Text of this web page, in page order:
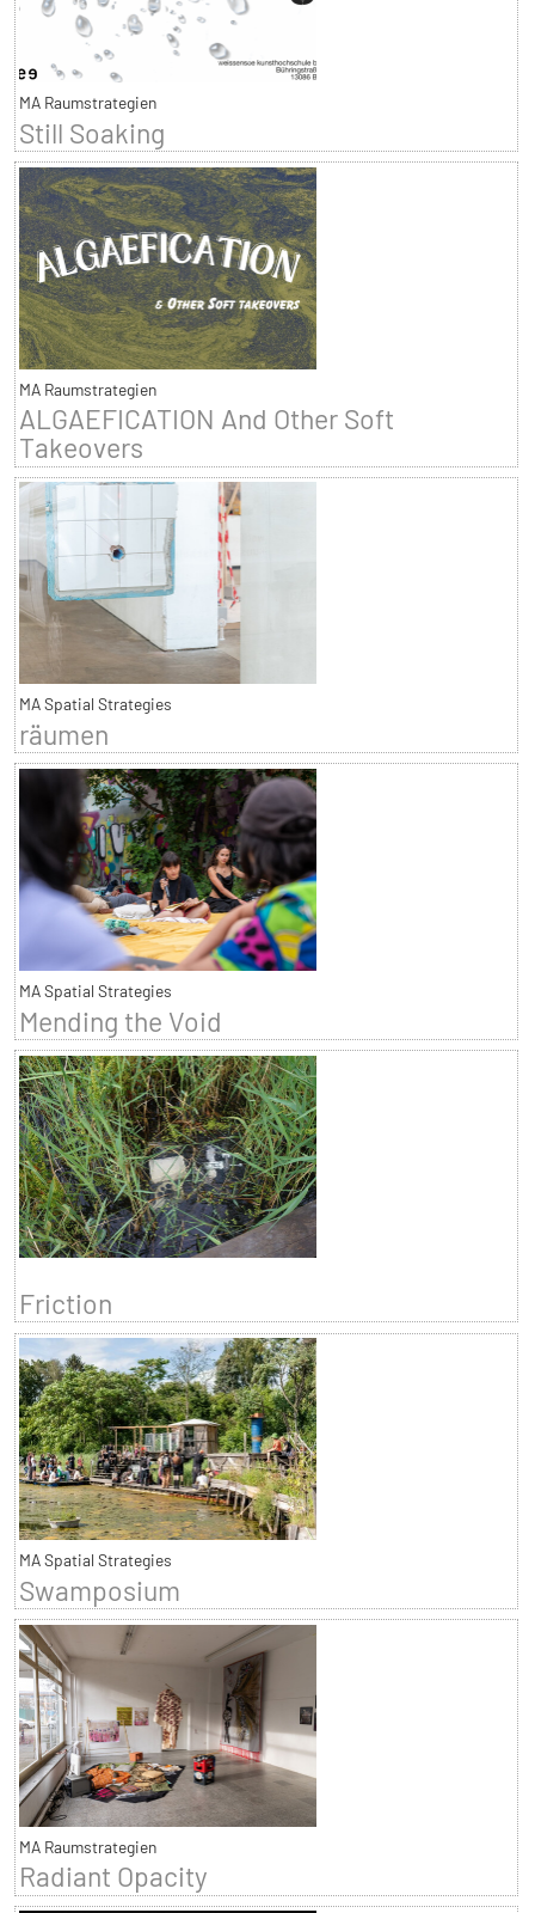
MA Raumstrategien
Still Soaking
MA Raumstrategien
ALGAEFICATION And Other Soft
Takeovers
MA Spatial Strategies
räumen
MA Spatial Strategies
Mending the Void
Friction
MA Spatial Strategies
Swamposium
MA Raumstrategien
Radiant Opacity